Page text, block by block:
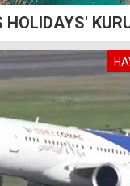
HOLIDAYS'